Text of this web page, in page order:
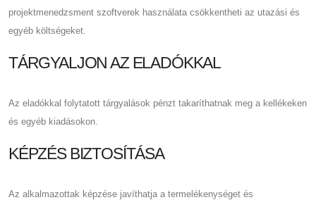
projektmenedzsment szoftverek használata csökkentheti az utazási és
egyéb költségeket.
TÁRGYALJON AZ ELADÓKKAL
Az eladókkal folytatott tárgyalások pénzt takaríthatnak meg a kellékeken
és egyéb kiadásokon.
KÉPZÉS BIZTOSÍTÁSA
Az alkalmazottak képzése javíthatja a termelékenységet és